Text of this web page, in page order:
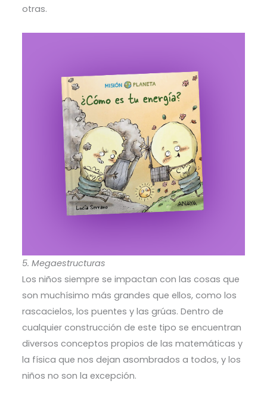
otras.
5. Megaestructuras
Los niños siempre se impactan con las cosas que
son muchísimo más grandes que ellos, como los
rascacielos, los puentes y las grúas. Dentro de
cualquier construcción de este tipo se encuentran
diversos conceptos propios de las matemáticas y
la física que nos dejan asombrados a todos, y los
niños no son la excepción.